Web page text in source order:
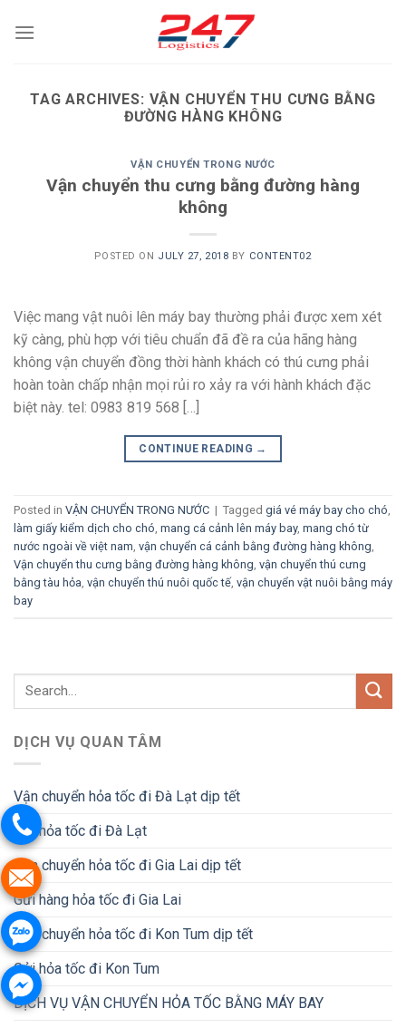
TAG ARCHIVES: VẬN CHUYỂN THU CƯNG BẰNG
ĐƯỜNG HÀNG KHÔNG
VẬN CHUYỂN TRONG NƯỚC
Vận chuyển thu cưng bằng đường hàng
không
POSTED ON JULY 27, 2018 BY CONTENT02
Việc mang vật nuôi lên máy bay thường phải được xem xét
kỹ càng, phù hợp với tiêu chuẩn đã đề ra của hãng hàng
không vận chuyển đồng thời hành khách có thú cưng phải
hoàn toàn chấp nhận mọi rủi ro xảy ra với hành khách đặc
biệt này. tel: 0983 819 568 […]
CONTINUE READING →
Posted in VẬN CHUYỂN TRONG NƯỚC | Tagged giá vé máy bay cho chó
làm giấy kiểm dịch cho chó mang cá cảnh lên máy bay, mang chó từ
nước ngoài về việt nam vận chuyển cá cảnh bằng đường hàng không
Vận chuyển thu cưng bằng đường hàng không vận chuyển thú cưng
bằng tàu hỏa vận chuyển thú nuôi quốc tế vận chuyển vật nuôi bằng máy
bay
DỊCH VỤ QUAN TÂM
Vận chuyển hỏa tốc đi Đà Lạt dịp tết
Gửi hỏa tốc đi Đà Lạt
Vận chuyển hỏa tốc đi Gia Lai dịp tết
Gửi hàng hỏa tốc đi Gia Lai
Vận chuyển hỏa tốc đi Kon Tum dịp tết
Gửi hỏa tốc đi Kon Tum
DỊCH VỤ VẬN CHUYỂN HỎA TỐC BẰNG MÁY BAY